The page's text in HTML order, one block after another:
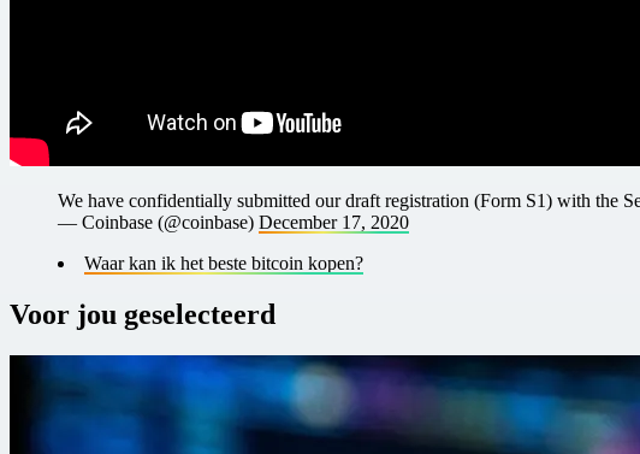
We have confidentially submitted our draft registration (Form S1) with the
— Coinbase (@coinbase) December 17, 2020
Waar kan ik het beste bitcoin kopen?
Voor jou geselecteerd